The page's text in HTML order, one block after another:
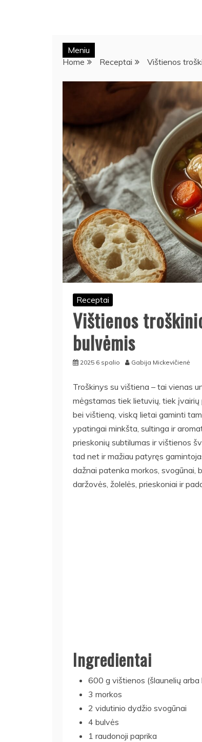
Meniu
Home
Receptai Vištienos
Receptai
Vištienos
bulvėmis
2025 6 spalio Gabija Mickevičienė
Troškinys su vištiena – tai vienas
mėgstamas tiek lietuvių, tiek
bei vištieną, viską lietai gaminti
ypatingai minkšta, sultinga ir
prieskonių subtilumas ir vištienos
tad net ir mažiau patyręs
dažnai patenka morkos, svogūnai,
daržovės, žolelės, prieskoniai ir
Ingredientai
600 g vištienos (šlaunelių arba
3 morkos
2 vidutinio dydžio svogūnai
4 bulvės
1 raudonoji paprika